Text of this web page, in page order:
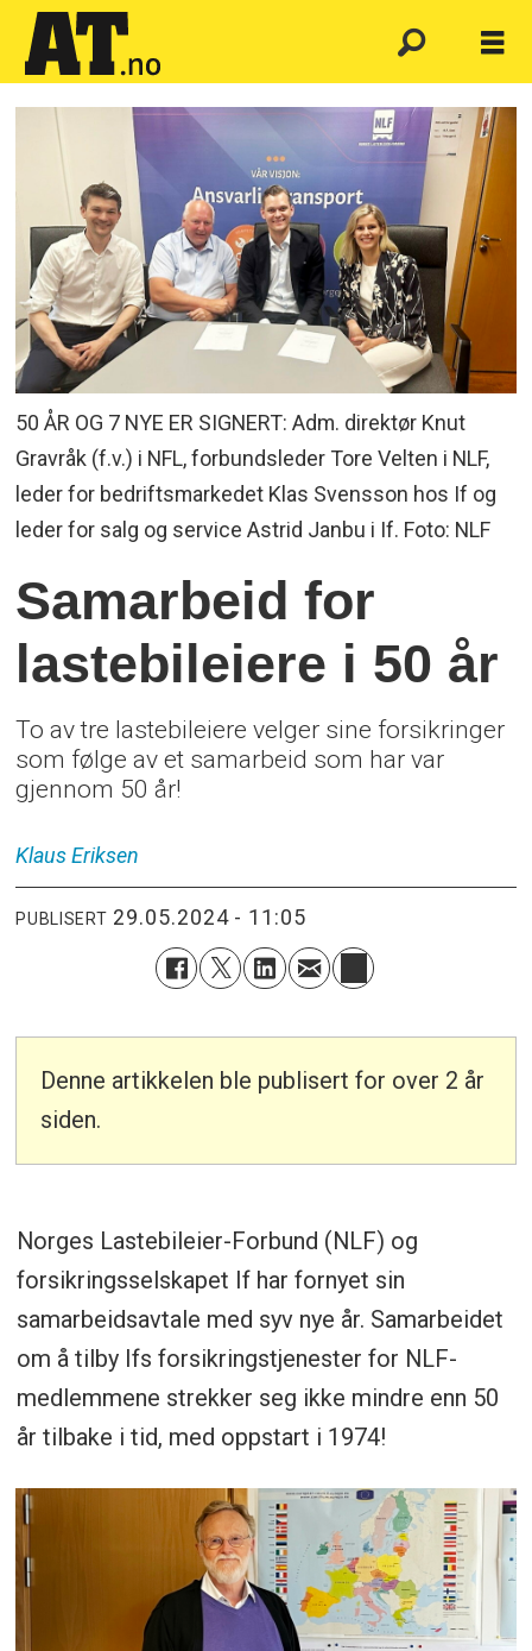
50 ÅR OG 7 NYE ER SIGNERT: Adm. direktør Knut
Gravråk (f.v.) i NFL, forbundsleder Tore Velten i NLF,
leder for bedriftsmarkedet Klas Svensson hos If og
leder for salg og service Astrid Janbu i If. Foto: NLF
Samarbeid for
lastebileiere i 50 år
To av tre lastebileiere velger sine forsikringer
som følge av et samarbeid som har var
gjennom 50 år!
Klaus Eriksen
PUBLISERT 29.05.2024 - 11:05
Denne artikkelen ble publisert for over 2 år
siden.
Norges Lastebileier-Forbund (NLF) og
forsikringsselskapet If har fornyet sin
samarbeidsavtale med syv nye år. Samarbeidet
om å tilby Ifs forsikringstjenester for NLF-
medlemmene strekker seg ikke mindre enn 50
år tilbake i tid, med oppstart i 1974!